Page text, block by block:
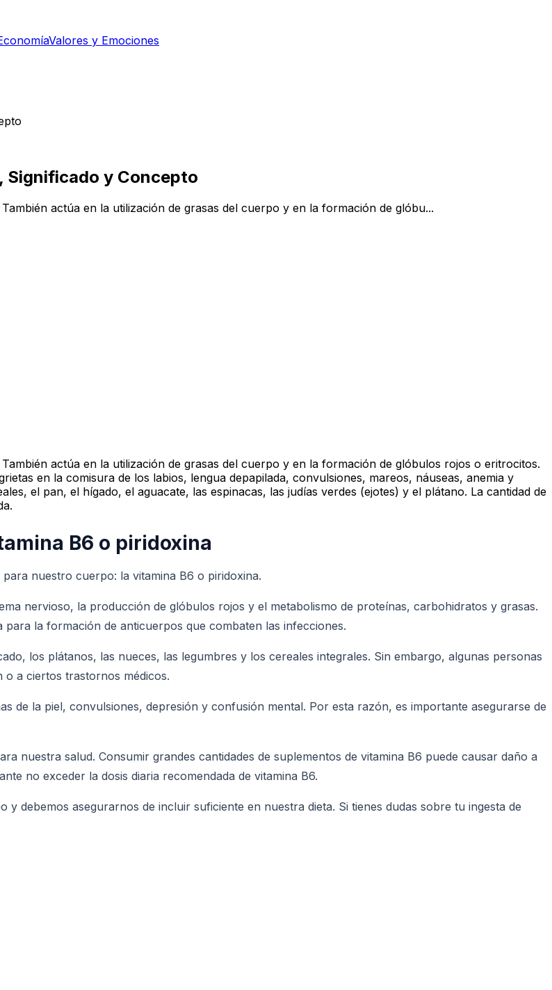
Valores y Emociones
Significado y Concepto
actúa en la utilización de grasas del cuerpo y en la formación de glóbu...
actúa en la utilización de grasas del cuerpo y en la formación de glóbulos rojos o eritrocitos.
en la comisura de los labios, lengua depapilada, convulsiones, mareos, náuseas, anemia y
el pan, el hígado, el aguacate, las espinacas, las judías verdes (ejotes) y el plátano. La cantidad de
B6 o piridoxina
nuestro cuerpo: la vitamina B6 o piridoxina.
nervioso, la producción de glóbulos rojos y el metabolismo de proteínas, carbohidratos y grasas.
la formación de anticuerpos que combaten las infecciones.
los plátanos, las nueces, las legumbres y los cereales integrales. Sin embargo, algunas personas
o a ciertos trastornos médicos.
de la piel, convulsiones, depresión y confusión mental. Por esta razón, es importante asegurarse de
nuestra salud. Consumir grandes cantidades de suplementos de vitamina B6 puede causar daño a
no exceder la dosis diaria recomendada de vitamina B6.
debemos asegurarnos de incluir suficiente en nuestra dieta. Si tienes dudas sobre tu ingesta de